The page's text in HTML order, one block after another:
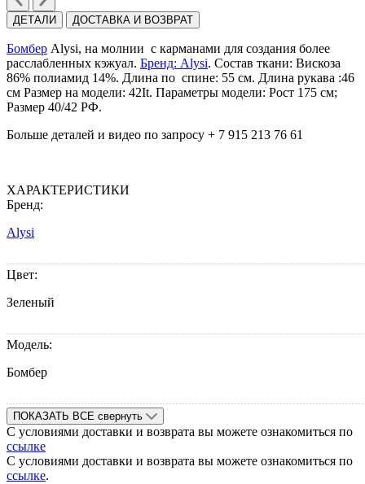
ДЕТАЛИ ДОСТАВКА И ВОЗВРАТ
Бомбер Alysi, на молнии с карманами для создания более
расслабленных кэжуал. Бренд: Alysi. Состав ткани: Вискоза
86% полиамид 14%. Длина по спине: 55 см. Длина рукава :46
см Размер на модели: 42It. Параметры модели: Рост 175 см;
Размер 40/42 РФ.
Больше деталей и видео по запросу + 7 915 213 76 61
ХАРАКТЕРИСТИКИ
Бренд:
Alysi
Цвет:
Зеленый
Модель:
Бомбер
ПОКАЗАТЬ ВСЕ свернуть
С условиями доставки и возврата вы можете ознакомиться по
ссылке
С условиями доставки и возврата вы можете ознакомиться по
ссылке.